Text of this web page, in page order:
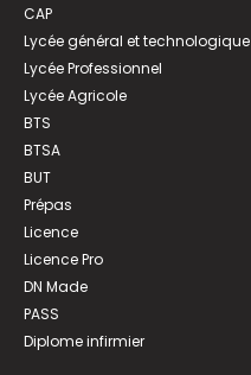
CAP
Lycée général et technologique
Lycée Professionnel
Lycée Agricole
BTS
BTSA
BUT
Prépas
Licence
Licence Pro
DN Made
PASS
Diplome infirmier